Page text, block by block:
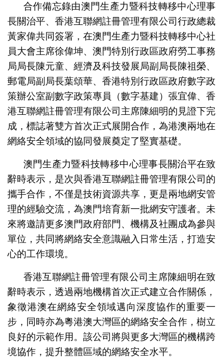
合作備忘錄由澳門生產力暨科技轉移中心理事
長關治平、香港互聯網註冊管理有限公司行政總裁
黃家偉共同簽署，在澳門生產力暨科技轉移中心社
員大會主席徐偉坤、澳門特別行政區政府勞工事務
局局長陳元童、經濟及科技發展局副局長陳祖榮、
郵電局副局長葉頌華、香港特別行政區政府數字政
策辦公室副數字政策專員（數字基建）張宜偉、香
港互聯網註冊管理有限公司主席陳細明的見證下完
成，標誌著雙方首次正式展開合作，為港澳兩地在
網絡安全領域的協同發展奠定了堅實基礎。
澳門生產力暨科技轉移中心理事長關治平在致
辭時表示，是次與香港互聯網註冊管理有限公司的
攜手合作，不僅是技術資源共享，更是兩地網安管
理的經驗交流，為澳門培育新一批網安守護者。未
來將邀請更多澳門政府部門、機構及社團成為參與
單位，共同將網絡安全意識融入日常生活，打造安
心的工作環境。
香港互聯網註冊管理有限公司主席陳細明在致
辭時表示，透過兩地機構首次正式建立合作關係，
象徵港澳在網絡安全領域邁向深度協作的重要一
步，同時亦為粵港澳大灣區的網絡安全合作，樹立
良好的示範作用。該公司將與更多大灣區的機構跨
境協作，提升整體區域的網絡安全水平。